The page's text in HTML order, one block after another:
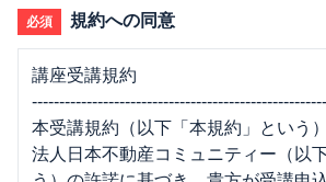
必須 規約への同意
講座受講規約
本受講規約（以下「本規約」という
法人日本不動産コミュニティー（以